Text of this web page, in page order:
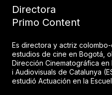
Directora
Primo Content
Es directora y actriz
estudios de cine en Bogotá,
Dirección Cinematográfica en
i Audiovisuals de Catalunya
estudió Actuación en la